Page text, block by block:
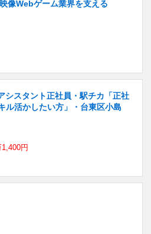
像Webゲーム業界を支える
シスタント正社員・駅チカ「正社
ル活かしたい方」・台東区小島
円